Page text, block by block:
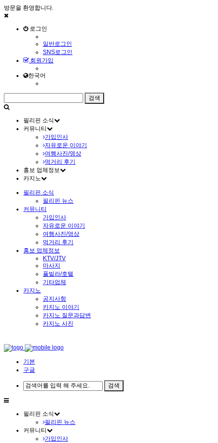
방문을 환영합니다.
로그인
일반로그인
SNS로그인
회원가입
한국어
필리핀 소식
커뮤니티
가입인사
자유로운 이야기
여행사진/영상
먹거리 후기
홍보 업체정보
카지노
필리핀 소식
필리핀 뉴스
커뮤니티
가입인사
자유로운 이야기
여행사진/영상
먹거리 후기
홍보 업체정보
KTV/JTV
마사지
풀빌라/호텔
기타업체
카지노
공지사항
카지노 이야기
카지노 질문과답변
카지노 사진
기본
구글
필리핀 소식
필리핀 뉴스
커뮤니티
가입인사